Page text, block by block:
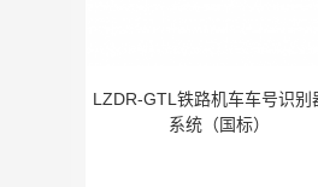
LZDR-GTL铁路机车车号识别
系统（国标）